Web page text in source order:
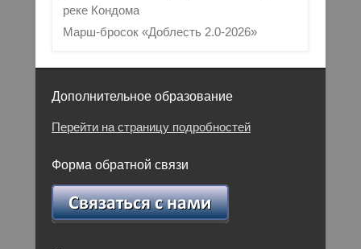
реке Кондома
Марш-бросок «Доблесть 2.0-2026»
Дополнительное образование
Перейти на страницу подробностей
Форма обратной связи